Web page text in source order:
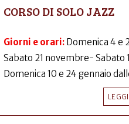
CORSO DI SOLO JAZZ
Giorni e orari: Domenica 4 e
Sabato 21 novembre- Sabato
Domenica 10 e 24 gennaio